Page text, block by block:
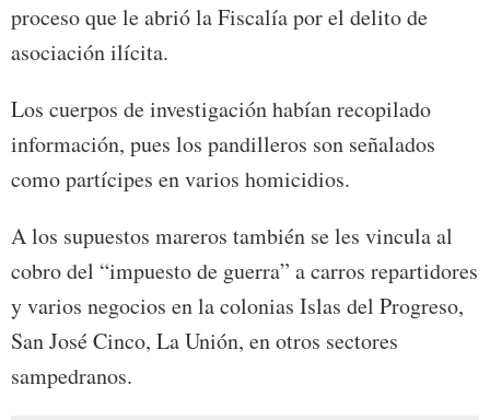
proceso que le abrió la Fiscalía por el delito de
asociación ilícita.
Los cuerpos de investigación habían recopilado
información, pues los pandilleros son señalados
como partícipes en varios homicidios.
A los supuestos mareros también se les vincula al
cobro del “impuesto de guerra” a carros repartidores
y varios negocios en la colonias Islas del Progreso,
San José Cinco, La Unión, en otros sectores
sampedranos.